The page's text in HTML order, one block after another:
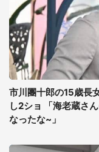
市川團十郎の15歳長
し2ショ 「海老蔵さ
なったな~」